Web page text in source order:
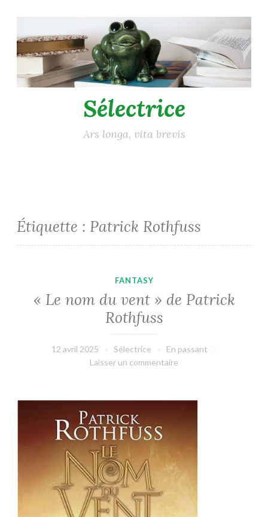
au
contenu
principal
Sélectrice
Ars longa, vita brevis
Étiquette : Patrick Rothfuss
FANTASY
« Le nom du vent » de Patrick
Rothfuss
12 avril 2025 Sélectrice
En passant
Laisser un commentaire